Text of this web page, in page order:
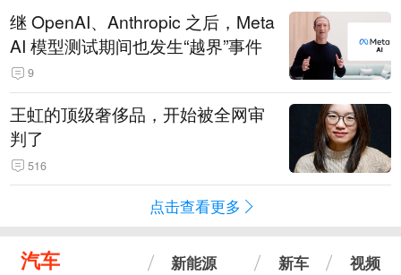
继 OpenAI、Anthropic 之后，Meta
AI 模型测试期间也发生“越界”事件
9
王虹的顶级奢侈品，开始被全网审
判了
516
点击查看更多
汽车 新能源 新车 视频